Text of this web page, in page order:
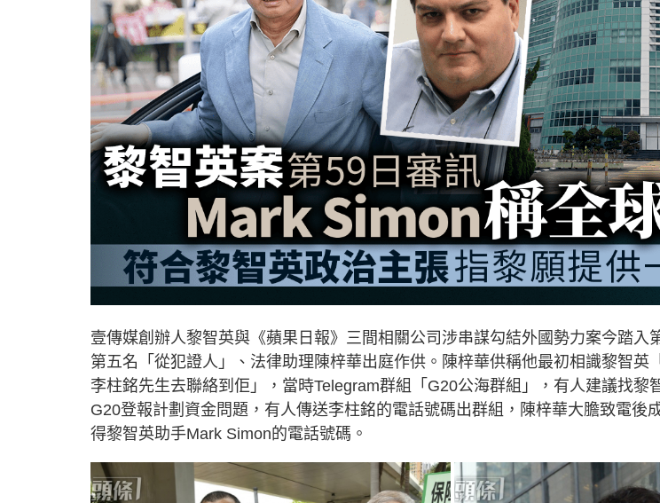
壹傳媒創辦人黎智英與《蘋果日報》三間相關公司涉串謀勾結外國勢力案今踏入
第五名「從犯證人」、法律助理陳梓華出庭作供。陳梓華供稱他最初相識黎智英
李柱銘先生去聯絡到佢」，當時Telegram群組「G20公海群組」，有人建議找黎
G20登報計劃資金問題，有人傳送李柱銘的電話號碼出群組，陳梓華大膽致電後
得黎智英助手Mark Simon的電話號碼。